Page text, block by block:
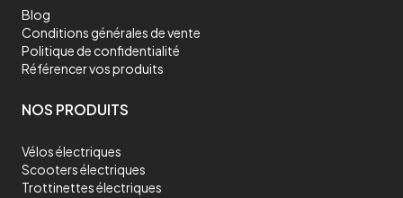
Blog
Conditions générales de vente
Politique de confidentialité
Référencer vos produits
NOS PRODUITS
Vélos électriques
Scooters électriques
Trottinettes électriques